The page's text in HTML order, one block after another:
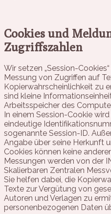
Cookies und
Zugriffszahlen
Wir setzen „Session-
Messung von Zugriffen auf
Kopierwahrscheinlichkeit zu
sind kleine
Arbeitsspeicher des
In einem Session-Cookie
eindeutige
sogenannte Session-ID.
Angabe über seine Herkunft
Cookies können keine
Messungen werden von der
Skalierbaren Zentralen
Sie helfen dabei, die
Texte zur Vergütung von
Autoren und Verlagen zu
personenbezogenen Daten